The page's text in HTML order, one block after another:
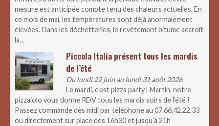
mesure est anticipée compte tenu des chaleurs actuelles. En
ce mois de mai, les températures sont déjà anormalement
élevées. Dans les déchetteries, le revêtement bitume accroît
la…
Piccola Italia présent tous les mardis
de l’été
Du lundi 22 juin au lundi 31 août 2026
Le mardi, c’est pizza party ! Martin, notre
pizzaiolo vous donne RDV tous les mardis soirs de l’été !
Passez commande dès midi par téléphone au 07.66.42.22.33
ou directement sur place dès 16h30 et jusqu’à 21h